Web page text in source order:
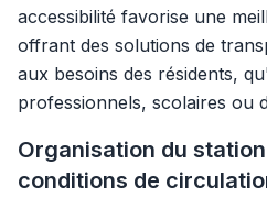
accessibilité favorise une
offrant des solutions de
aux besoins des résidents,
professionnels, scolaires ou
Organisation du
conditions de